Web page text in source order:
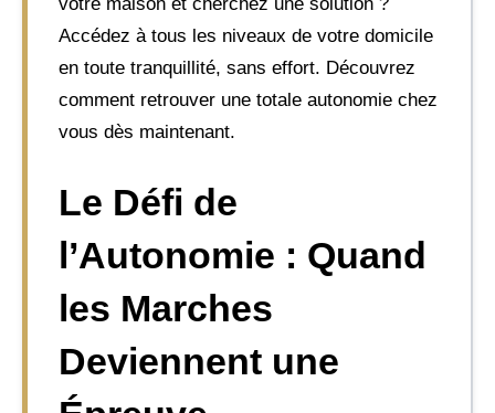
Accédez à tous les niveaux de votre domicile
en toute tranquillité, sans effort. Découvrez
comment retrouver une totale autonomie chez
vous dès maintenant.
Le Défi de
l’Autonomie : Quand
les Marches
Deviennent une